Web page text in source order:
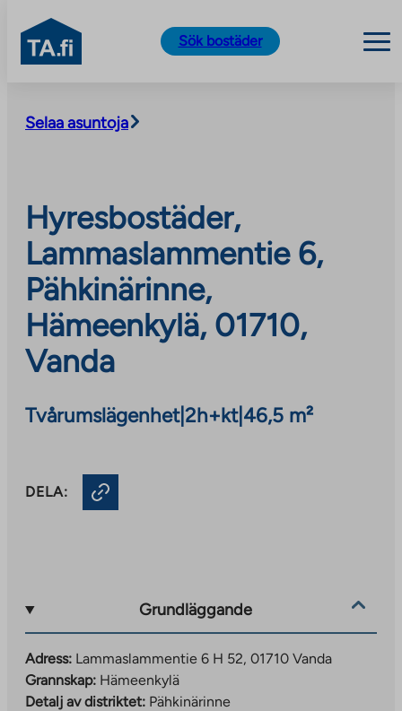
content
TA.fi
Sök bostäder
Selaa asuntoja
Hyresbostäder,
Lammaslammentie 6,
Pähkinärinne,
Hämeenkylä, 01710,
Vanda
Tvårumslägenhet|2h+kt| 46,5 m²
DELA:
Grundläggande
Adress: Lammaslammentie 6 H 52, 01710 Vanda
Grannskap: Hämeenkylä
Detalj av distriktet: Pähkinärinne